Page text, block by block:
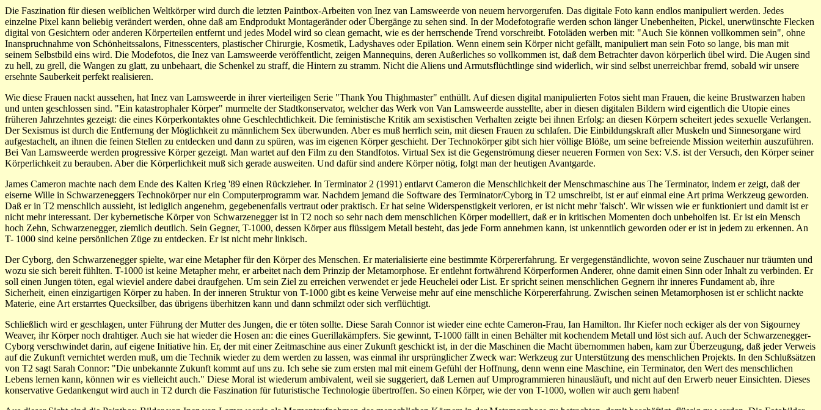
Die Faszination für diesen weiblichen Weltkörper wird durch die letzten Paintbox-Arbeiten von Inez van Lamsweerde von neuem hervorgerufen. Das digitale Foto kann endlos manipuliert werden. Jedes
einzelne Pixel kann beliebig verändert werden, ohne daß am Endprodukt Montageränder oder Übergänge zu sehen sind. In der Modefotografie werden schon länger Unebenheiten, Pickel, unerwünschte Flecken
digital von Gesichtern oder anderen Körperteilen entfernt und jedes Model wird so clean gemacht, wie es der herrschende Trend vorschreibt. Fotoläden werben mit: "Auch Sie können vollkommen sein", ohne
Inanspruchnahme von Schönheitssalons, Fitnesscenters, plastischer Chirurgie, Kosmetik, Ladyshaves oder Epilation. Wenn einem sein Körper nicht gefällt, manipuliert man sein Foto so lange, bis man mit
seinem Selbstbild eins wird. Die Modefotos, die Inez van Lamsweerde veröffentlicht, zeigen Mannequins, deren Außerliches so vollkommen ist, daß dem Betrachter davon körperlich übel wird. Die Augen sind
zu hell, zu grell, die Wangen zu glatt, zu unbehaart, die Schenkel zu straff, die Hintern zu stramm. Nicht die Aliens und Armutsflüchtlinge sind widerlich, wir sind selbst unerreichbar fremd, sobald wir unsere
ersehnte Sauberkeit perfekt realisieren.
Wie diese Frauen nackt aussehen, hat Inez van Lamsweerde in ihrer vierteiligen Serie "Thank You Thighmaster" enthüllt. Auf diesen digital manipulierten Fotos sieht man Frauen, die keine Brustwarzen haben
und unten geschlossen sind. "Ein katastrophaler Körper" murmelte der Stadtkonservator, welcher das Werk von Van Lamsweerde ausstellte, aber in diesen digitalen Bildern wird eigentlich die Utopie eines
früheren Jahrzehntes gezeigt: die eines Körperkontaktes ohne Geschlechtlichkeit. Die feministische Kritik am sexistischen Verhalten zeigte bei ihnen Erfolg: an diesen Körpern scheitert jedes sexuelle Verlangen.
Der Sexismus ist durch die Entfernung der Möglichkeit zu männlichem Sex überwunden. Aber es muß herrlich sein, mit diesen Frauen zu schlafen. Die Einbildungskraft aller Muskeln und Sinnesorgane wird
aufgestachelt, an ihnen die feinen Stellen zu entdecken und dann zu spüren, was im eigenen Körper geschieht. Der Technokörper gibt sich hier völlige Blöße, um seine befreiende Mission weiterhin auszuführen.
Bei Van Lamsweerde werden progressive Körper gezeigt. Man wartet auf den Film zu den Standfotos. Virtual Sex ist die Gegenströmung dieser neueren Formen von Sex: V.S. ist der Versuch, den Körper seiner
Körperlichkeit zu berauben. Aber die Körperlichkeit muß sich gerade ausweiten. Und dafür sind andere Körper nötig, folgt man der heutigen Avantgarde.
James Cameron machte nach dem Ende des Kalten Krieg '89 einen Rückzieher. In Terminator 2 (1991) entlarvt Cameron die Menschlichkeit der Menschmaschine aus The Terminator, indem er zeigt, daß der
eiserne Wille in Schwarzeneggers Technokörper nur ein Computerprogramm war. Nachdem jemand die Software des Terminator/Cyborg in T2 umschreibt, ist er auf einmal eine Art prima Werkzeug geworden.
Daß er in T2 menschlich aussieht, ist lediglich angenehm, gegebenenfalls vertraut oder praktisch. Er hat seine Widerspenstigkeit verloren, er ist nicht mehr 'falsch'. Wir wissen wie er funktioniert und damit ist er
nicht mehr interessant. Der kybernetische Körper von Schwarzenegger ist in T2 noch so sehr nach dem menschlichen Körper modelliert, daß er in kritischen Momenten doch unbeholfen ist. Er ist ein Mensch
hoch Zehn, Schwarzenegger, ziemlich deutlich. Sein Gegner, T-1000, dessen Körper aus flüssigem Metall besteht, das jede Form annehmen kann, ist unkenntlich geworden oder er ist in jedem zu erkennen. An
T- 1000 sind keine persönlichen Züge zu entdecken. Er ist nicht mehr linkisch.
Der Cyborg, den Schwarzenegger spielte, war eine Metapher für den Körper des Menschen. Er materialisierte eine bestimmte Körpererfahrung. Er vergegenständlichte, wovon seine Zuschauer nur träumten und
wozu sie sich bereit fühlten. T-1000 ist keine Metapher mehr, er arbeitet nach dem Prinzip der Metamorphose. Er entlehnt fortwährend Körperformen Anderer, ohne damit einen Sinn oder Inhalt zu verbinden. Er
soll einen Jungen töten, egal wieviel andere dabei draufgehen. Um sein Ziel zu erreichen verwendet er jede Heuchelei oder List. Er spricht seinen menschlichen Gegnern ihr inneres Fundament ab, ihre
Sicherheit, einen einzigartigen Körper zu haben. In der inneren Struktur von T-1000 gibt es keine Verweise mehr auf eine menschliche Körpererfahrung. Zwischen seinen Metamorphosen ist er schlicht nackte
Materie, eine Art erstarrtes Quecksilber, das übrigens überhitzen kann und dann schmilzt oder sich verflüchtigt.
Schließlich wird er geschlagen, unter Führung der Mutter des Jungen, die er töten sollte. Diese Sarah Connor ist wieder eine echte Cameron-Frau, Ian Hamilton. Ihr Kiefer noch eckiger als der von Sigourney
Weaver, ihr Körper noch drahtiger. Auch sie hat wieder die Hosen an: die eines Guerillakämpfers. Sie gewinnt, T-1000 fällt in einen Behälter mit kochendem Metall und löst sich auf. Auch der Schwarzenegger-
Cyborg verschwindet darin, auf eigene Initiative hin. Er, der mit einer Zeitmaschine aus einer Zukunft geschickt ist, in der die Maschinen die Macht übernommen haben, kam zur Überzeugung, daß jeder Verweis
auf die Zukunft vernichtet werden muß, um die Technik wieder zu dem werden zu lassen, was einmal ihr ursprünglicher Zweck war: Werkzeug zur Unterstützung des menschlichen Projekts. In den Schlußsätzen
von T2 sagt Sarah Connor: "Die unbekannte Zukunft kommt auf uns zu. Ich sehe sie zum ersten mal mit einem Gefühl der Hoffnung, denn wenn eine Maschine, ein Terminator, den Wert des menschlichen
Lebens lernen kann, können wir es vielleicht auch." Diese Moral ist wiederum ambivalent, weil sie suggeriert, daß Lernen auf Umprogrammieren hinausläuft, und nicht auf den Erwerb neuer Einsichten. Dieses
konservative Gedankengut wird auch in T2 durch die Faszination für futuristische Technologie übertroffen. So einen Körper, wie der von T-1000, wollen wir auch gern haben!